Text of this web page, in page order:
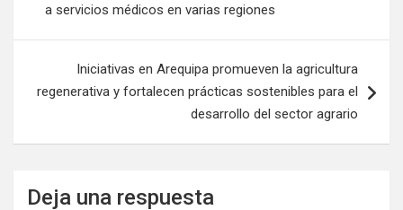
a servicios médicos en varias regiones
Iniciativas en Arequipa promueven la agricultura
regenerativa y fortalecen prácticas sostenibles para el
desarrollo del sector agrario
Deja una respuesta